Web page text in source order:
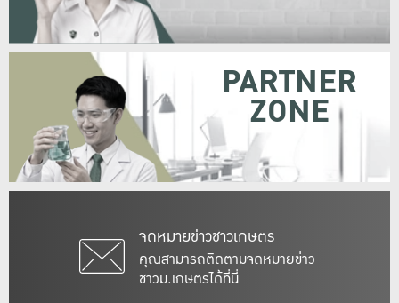
จดหมายข่าวชาวเกษตร
คุณสามารถติดตามจดหมายข่าว
ชาวม.เกษตรได้ที่นี่
PARTNER
ZONE